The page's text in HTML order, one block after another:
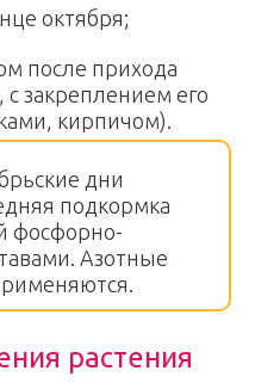
октября;
после прихода
закреплением его
кирпичом).
дни
подкормка
фосфорно-
Азотные
растения